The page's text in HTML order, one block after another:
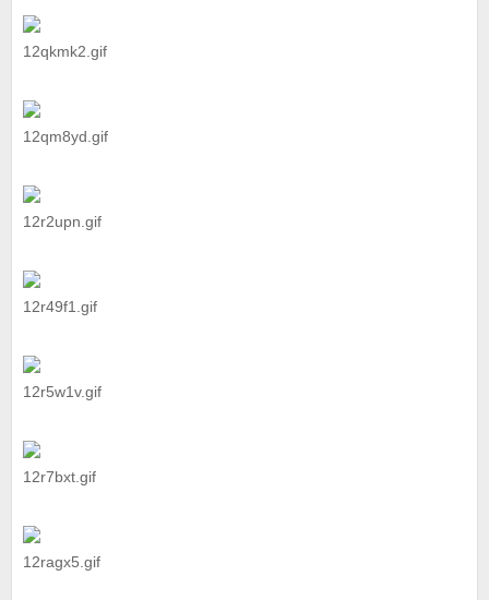
12qkmk2.gif
12qm8yd.gif
12r2upn.gif
12r49f1.gif
12r5w1v.gif
12r7bxt.gif
12ragx5.gif